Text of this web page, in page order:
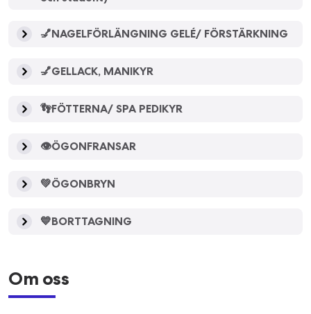
💅NAGELFÖRLÄNGNING GELÉ/ FÖRSTÄRKNING
💅GELLACK, MANIKYR
👣FÖTTERNA/ SPA PEDIKYR
👁️ÖGONFRANSAR
💚ÖGONBRYN
💙BORTTAGNING
Om oss